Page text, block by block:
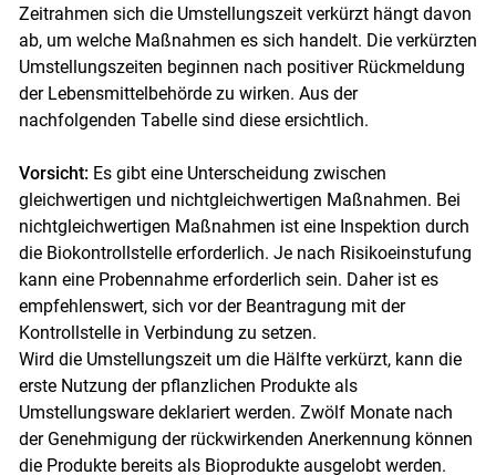
Zeitrahmen sich die Umstellungszeit verkürzt hängt davon
ab, um welche Maßnahmen es sich handelt. Die verkürzten
Umstellungszeiten beginnen nach positiver Rückmeldung
der Lebensmittelbehörde zu wirken. Aus der
nachfolgenden Tabelle sind diese ersichtlich.
Vorsicht: Es gibt eine Unterscheidung zwischen
gleichwertigen und nichtgleichwertigen Maßnahmen. Bei
nichtgleichwertigen Maßnahmen ist eine Inspektion durch
die Biokontrollstelle erforderlich. Je nach Risikoeinstufung
kann eine Probennahme erforderlich sein. Daher ist es
empfehlenswert, sich vor der Beantragung mit der
Kontrollstelle in Verbindung zu setzen.
Wird die Umstellungszeit um die Hälfte verkürzt, kann die
erste Nutzung der pflanzlichen Produkte als
Umstellungsware deklariert werden. Zwölf Monate nach
der Genehmigung der rückwirkenden Anerkennung können
die Produkte bereits als Bioprodukte ausgelobt werden.